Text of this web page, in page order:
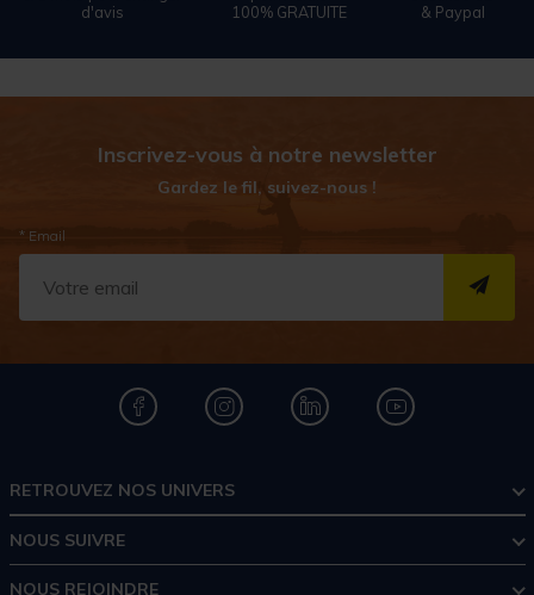
d'avis
100% GRATUITE
& Paypal
Inscrivez-vous à notre newsletter
Gardez le fil, suivez-nous !
* Email
RETROUVEZ NOS UNIVERS
NOUS SUIVRE
NOUS REJOINDRE